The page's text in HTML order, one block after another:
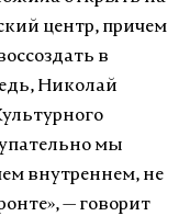
центр, причем
в
Николай
мы
внутреннем, не
— говорит